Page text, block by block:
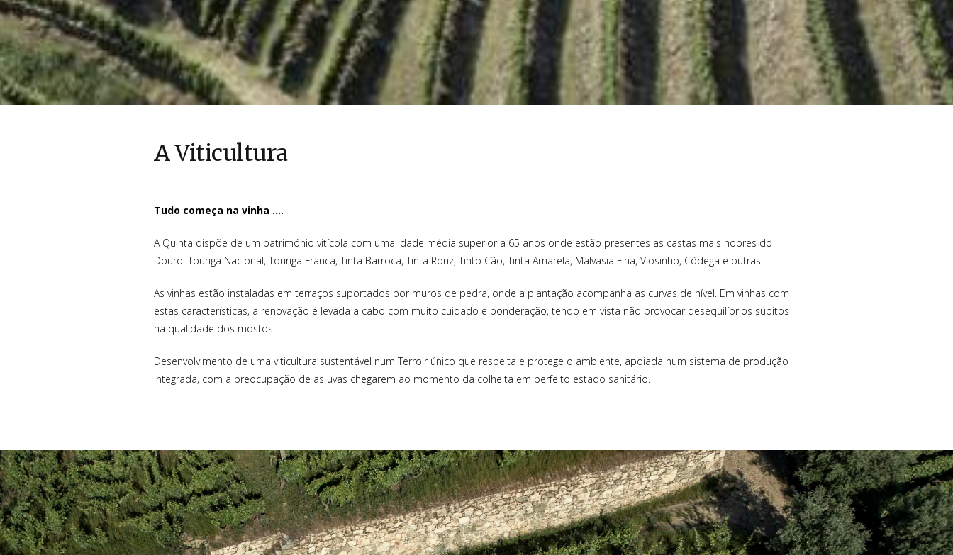
A Viticultura
Tudo começa na vinha ….
A Quinta dispõe de um património vitícola com uma idade média superior a 65 anos onde estão presentes as castas mais nobres do
Douro: Touriga Nacional, Touriga Franca, Tinta Barroca, Tinta Roriz, Tinto Cão, Tinta Amarela, Malvasia Fina, Viosinho, Côdega e outras.
As vinhas estão instaladas em terraços suportados por muros de pedra, onde a plantação acompanha as curvas de nível. Em vinhas com
estas características, a renovação é levada a cabo com muito cuidado e ponderação, tendo em vista não provocar desequilíbrios súbitos
na qualidade dos mostos.
Desenvolvimento de uma viticultura sustentável num Terroir único que respeita e protege o ambiente, apoiada num sistema de produção
integrada, com a preocupação de as uvas chegarem ao momento da colheita em perfeito estado sanitário.